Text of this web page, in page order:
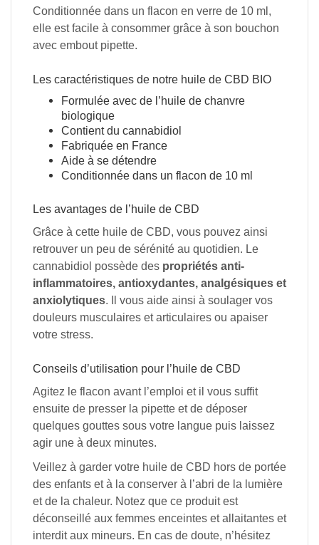
Conditionnée dans un flacon en verre de 10 ml,
elle est facile à consommer grâce à son bouchon
avec embout pipette.
Les caractéristiques de notre huile de CBD BIO
Formulée avec de l’huile de chanvre
biologique
Contient du cannabidiol
Fabriquée en France
Aide à se détendre
Conditionnée dans un flacon de 10 ml
Les avantages de l’huile de CBD
Grâce à cette huile de CBD, vous pouvez ainsi
retrouver un peu de sérénité au quotidien. Le
cannabidiol possède des propriétés anti-
inflammatoires, antioxydantes, analgésiques et
anxiolytiques. Il vous aide ainsi à soulager vos
douleurs musculaires et articulaires ou apaiser
votre stress.
Conseils d’utilisation pour l’huile de CBD
Agitez le flacon avant l’emploi et il vous suffit
ensuite de presser la pipette et de déposer
quelques gouttes sous votre langue puis laissez
agir une à deux minutes.
Veillez à garder votre huile de CBD hors de portée
des enfants et à la conserver à l’abri de la lumière
et de la chaleur. Notez que ce produit est
déconseillé aux femmes enceintes et allaitantes et
interdit aux mineurs. En cas de doute, n’hésitez